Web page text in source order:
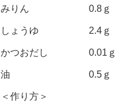
みりん 0.8ｇ
しょうゆ 2.4ｇ
かつおだし 0.01ｇ
油 0.5ｇ
＜作り方＞